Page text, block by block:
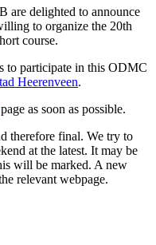
are delighted to announce
to organize the 20th
course.
to participate in this ODMC
Heerenveen.
page as soon as possible.
therefore final. We try to
at the latest. It may be
will be marked. A new
relevant webpage.